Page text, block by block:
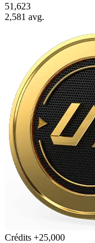
51,623
2,581 avg.
Crédits +25,000